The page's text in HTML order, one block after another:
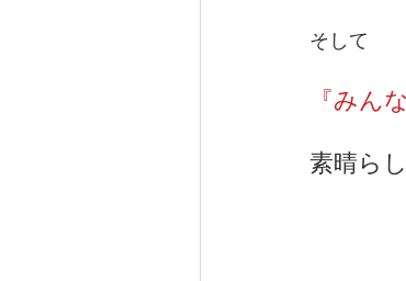
そして
『みん
素晴ら